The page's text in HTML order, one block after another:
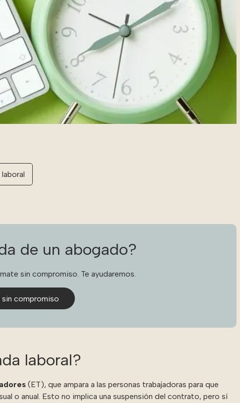
de un abogado?
sin compromiso. Te ayudaremos.
compromiso
laboral?
(ET), que ampara a las personas trabajadoras para que
o anual. Esto no implica una suspensión del contrato, pero sí